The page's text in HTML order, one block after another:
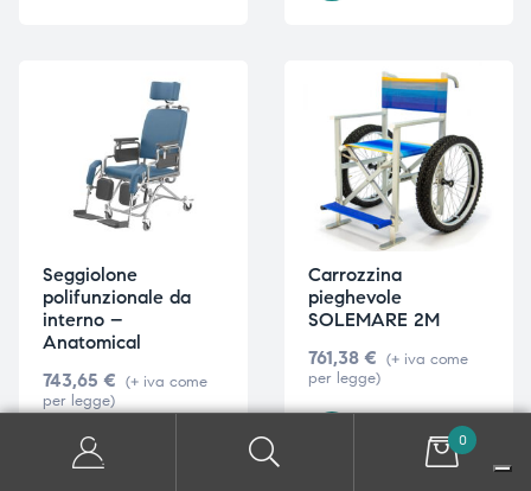
Seggiolone
polifunzionale da
interno –
Anatomical
743,65 € (+ iva come
per legge)
LEGGI TUTTO
Carrozzina
pieghevole
SOLEMARE 2M
761,38 € (+ iva come
per legge)
AGGIUNGI AL CARRELLO
0